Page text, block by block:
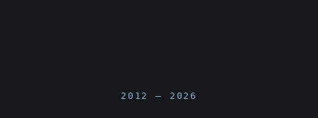
2012 — 2026